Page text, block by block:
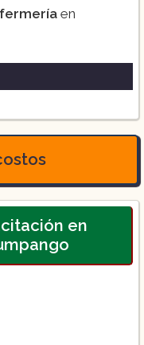
en
programa
años.
específico de
tienen una
en